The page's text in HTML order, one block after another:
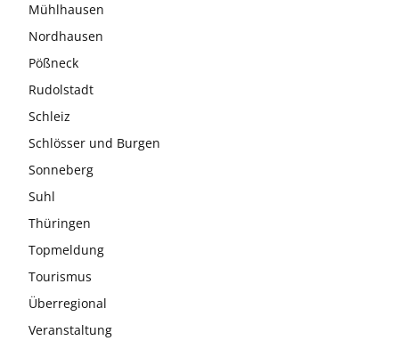
Mühlhausen
Nordhausen
Pößneck
Rudolstadt
Schleiz
Schlösser und Burgen
Sonneberg
Suhl
Thüringen
Topmeldung
Tourismus
Überregional
Veranstaltung